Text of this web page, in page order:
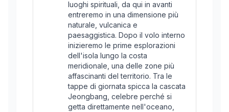
luoghi spirituali, da qui in avanti
entreremo in una dimensione più
naturale, vulcanica e
paesaggistica. Dopo il volo interno
inizieremo le prime esplorazioni
dell'isola lungo la costa
meridionale, una delle zone più
affascinanti del territorio. Tra le
tappe di giornata spicca la cascata
Jeongbang, celebre perché si
getta direttamente nell'oceano,